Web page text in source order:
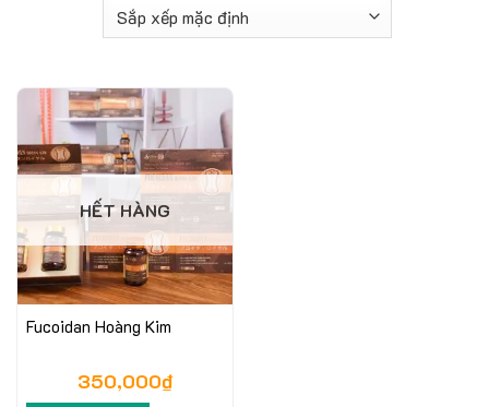
HẾT HÀNG
Fucoidan Hoàng Kim
350,000₫